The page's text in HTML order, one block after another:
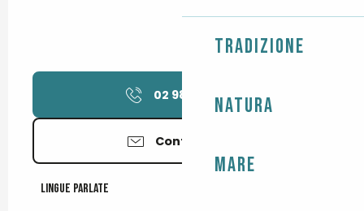
Tradizione
Natura
Mare
02 98 51 94 ▒▒
Contattateci
Lingue parlate
Lingue parlate